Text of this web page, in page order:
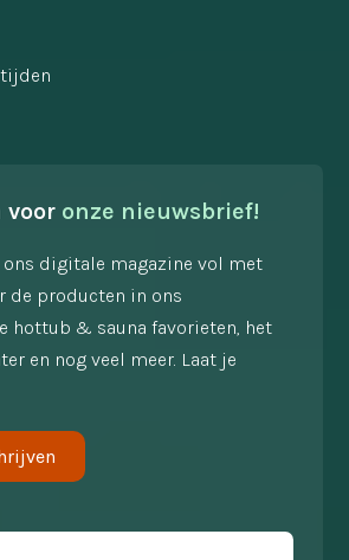
voor onze nieuwsbrief!
ons digitale magazine vol met
de producten in ons
hottub & sauna favorieten, het
en nog veel meer. Laat je